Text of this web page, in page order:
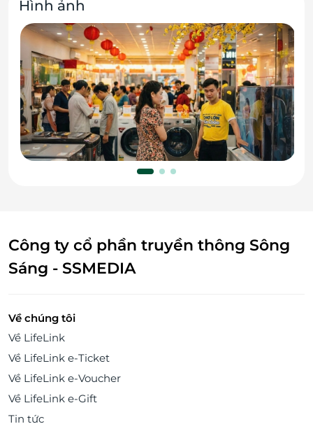
Hình ảnh
Công ty cổ phần truyền thông Sông
Sáng - SSMEDIA
Về chúng tôi
Về LifeLink
Về LifeLink e-Ticket
Về LifeLink e-Voucher
Về LifeLink e-Gift
Tin tức